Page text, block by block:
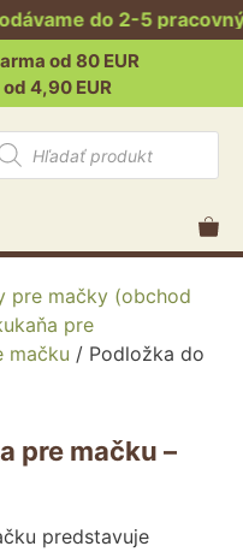
do 2-5
od 80 EUR
4,90 EUR
pre mačky (obchod
pre
mačku / Podložka do
pre mačku –
predstavuje